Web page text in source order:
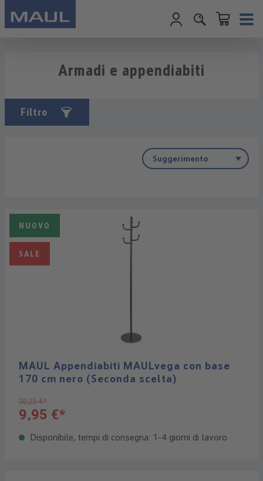
Il carrello
Armadi e appendiabiti
Filtro
NUOVO
SALE
MAUL Appendiabiti MAULvega con base
170 cm nero (Seconda scelta)
30,25 €*
9,95 €*
Disponibile, tempi di consegna: 1-4 giorni di lavoro